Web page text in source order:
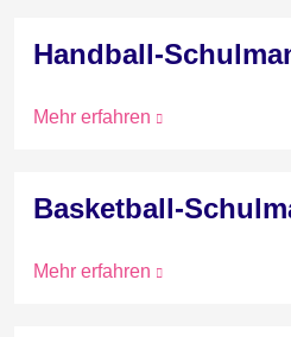
Handball-
Mehr erfahren
Basketball-
Mehr erfahren